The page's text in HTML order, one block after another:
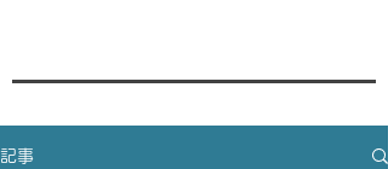
記事